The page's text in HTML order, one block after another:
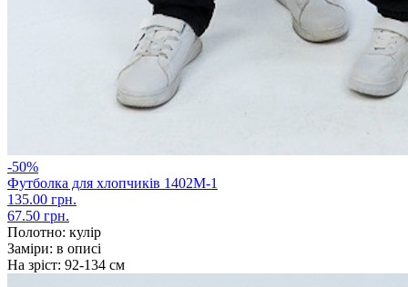
-50%
Футболка для хлопчиків 1402М-1
135.00 грн.
67.50 грн.
Полотно: кулір
Заміри: в описі
На зріст: 92-134 см